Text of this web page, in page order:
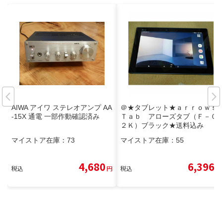
AIWA アイワ ステレオアンプ AA
-15X 通電 一部作動確認済み
マイストア在庫： 73
税込 4,680円
＠★タブレット★ａｒｒｏｗｓ
Ｔａｂ アローズタブ（Ｆ－０
２Ｋ）ブラック★送料込み
マイストア在庫： 55
税込 6,396